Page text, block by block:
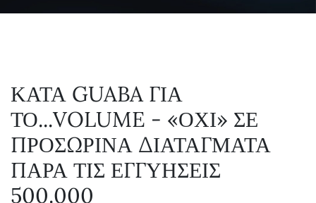
ΚΑΤΑ GUABA ΓΙΑ
ΤΟ...VOLUME - «ΟΧΙ» ΣΕ
ΠΡΟΣΩΡΙΝΑ ΔΙΑΤΑΓΜΑΤΑ
ΠΑΡΑ ΤΙΣ ΕΓΓΥΗΣΕΙΣ
500.000